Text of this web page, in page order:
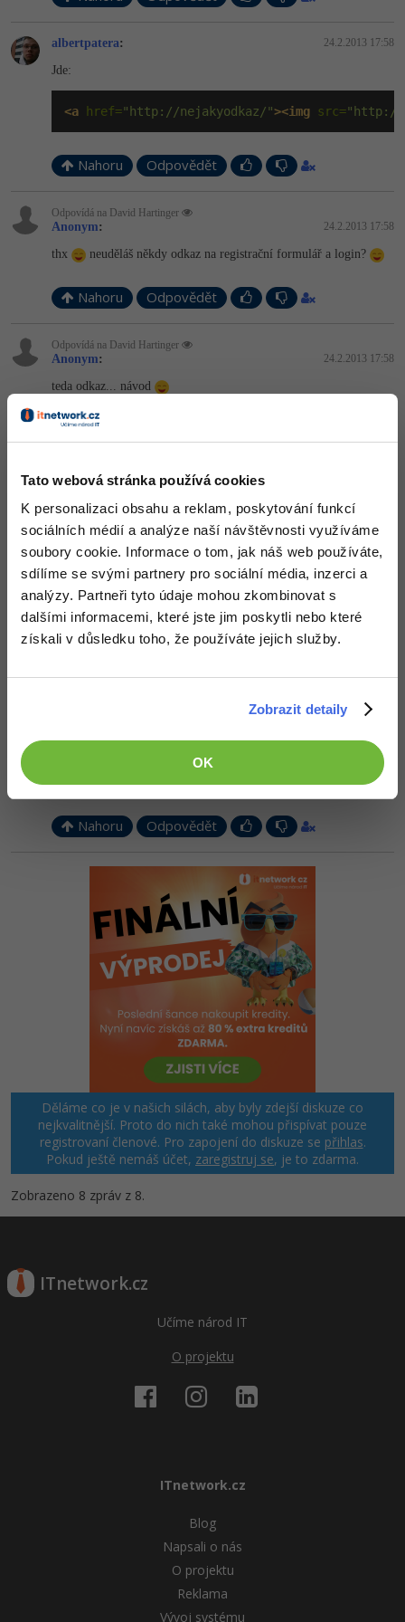
Tato webová stránka používá cookies
K personalizaci obsahu a reklam, poskytování funkcí
sociálních médií a analýze naší návštěvnosti využíváme
soubory cookie. Informace o tom, jak náš web používáte,
sdílíme se svými partnery pro sociální média, inzerci a
analýzy. Partneři tyto údaje mohou zkombinovat s
dalšími informacemi, které jste jim poskytli nebo které
získali v důsledku toho, že používáte jejich služby.
Zobrazit detaily
OK
SEO specialista
Algoritmy
Pro děti
Více
Fórum
Time management
Sítě
Kybernetická bezpečnost
Elektronický podpis
Fórum
Ostatní
Příběhy absolventů
Kariéra
Pro firmy
albertpatera: 24.2.2013 17:58
Jde:
<a href="http://nejakyodkaz/"><img src="http://
Nahoru Odpovědět
Odpovídá na David Hartinger
Anonym: 24.2.2013 17:58
thx neuděláš někdy odkaz na registrační formulář a login?
Nahoru Odpovědět
Odpovídá na David Hartinger
Anonym: 24.2.2013 17:58
teda odkaz... návod
Nahoru
Odpovídá na David Hartinger
Odpovídá na Anonym
albertpatera: 24.2.2013 18:02
hele umíš z databází..musíš totiž umět z databází
Odpovídá na albertpatera
24.2.2013 18:07
jžš děkuju za radu xD
Nahoru Odpovědět
Děláme co je v našich silách, aby byly zdejší diskuze co
nejkvalitnější. Proto do nich také mohou přispívat pouze
registrovaní členové. Pro zapojení do diskuze se přihlas.
Pokud ještě nemáš účet, zaregistruj se, je to zdarma.
Zobrazeno 8 zpráv z 8.
ITnetwork.cz
Učíme národ IT
O projektu
ITnetwork.cz
Blog
Napsali o nás
O projektu
Reklama
Vývoj systému